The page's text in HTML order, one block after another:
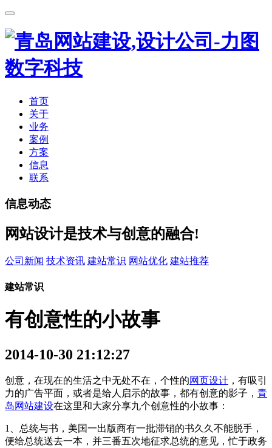
首页
关于
业务
案例
方案
信息
联系
信息动态
网站设计是技术与创意的融合!
公司新闻 技术资讯 建站常识 网站优化 建站推荐
建站常识
有创意性的小故事
2014-10-30 21:12:27
创意，在现在的生活之中无处不在，个性的网页设计 ，有吸引
力的广告平面，或者是给人启示的故事，都有创意的影子， 青
岛网站建设在这里和大家分享九个创意性的小故事：
1、总统与书，美国一出版商有一批滞销的书久久不能脱手，
便给总统送去一本，并三番五次地征求总统的意见，忙于政务